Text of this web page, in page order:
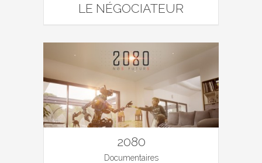
LE NÉGOCIATEUR
2080
Documentaires